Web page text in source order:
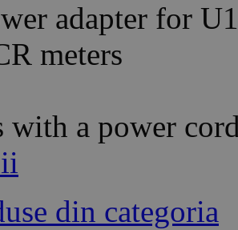
adapter for
meters
with a power
din categoria